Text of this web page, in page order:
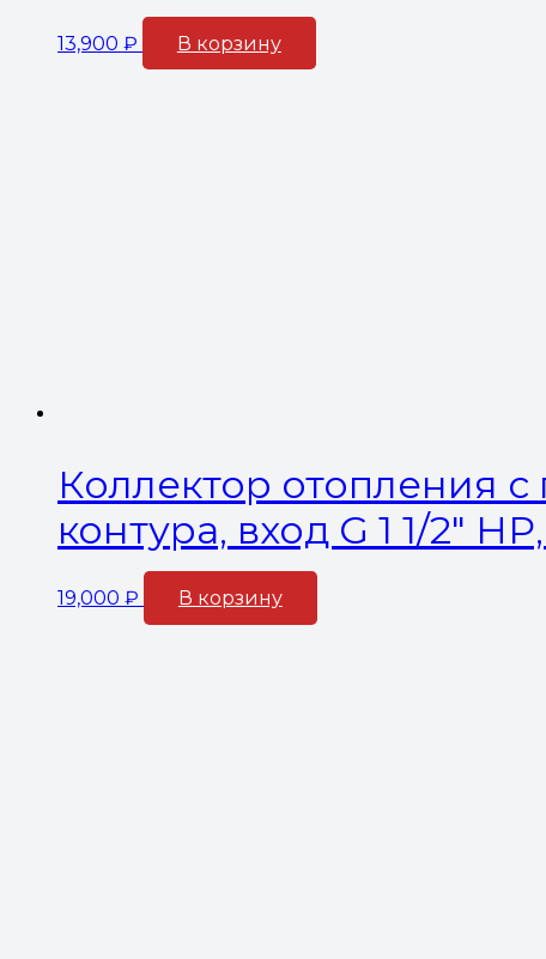
13,900 ₽ В корзину
Коллектор отопления с
контура, вход G 1 1/2″
19,000 ₽ В корзину